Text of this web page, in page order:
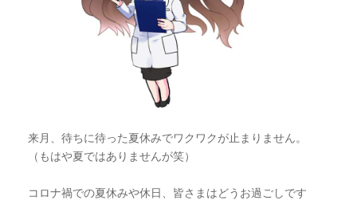
来月、待ちに待った夏休みでワクワクが止まりません。
（もはや夏ではありませんが笑）
コロナ禍での夏休みや休日、皆さまはどうお過ごしです